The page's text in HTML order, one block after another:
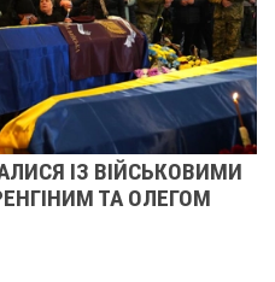
ІЗ ВІЙСЬКОВИМИ
ТА ОЛЕГОМ